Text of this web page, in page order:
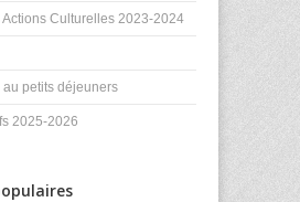
Actions Culturelles 2023-2024
petits déjeuners
2025-2026